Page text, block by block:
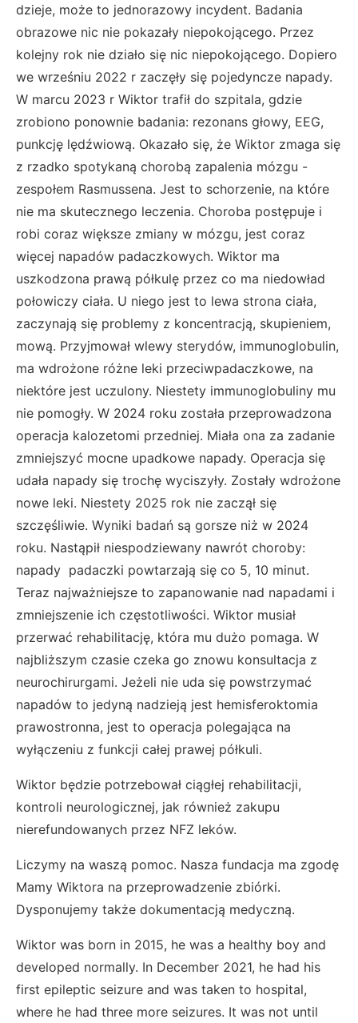
dzieje, może to jednorazowy incydent. Badania
obrazowe nic nie pokazały niepokojącego. Przez
kolejny rok nie działo się nic niepokojącego. Dopiero
we wrześniu 2022 r zaczęły się pojedyncze napady.
W marcu 2023 r Wiktor trafił do szpitala, gdzie
zrobiono ponownie badania: rezonans głowy, EEG,
punkcję lędźwiową. Okazało się, że Wiktor zmaga się
z rzadko spotykaną chorobą zapalenia mózgu -
zespołem Rasmussena. Jest to schorzenie, na które
nie ma skutecznego leczenia. Choroba postępuje i
robi coraz większe zmiany w mózgu, jest coraz
więcej napadów padaczkowych. Wiktor ma
uszkodzona prawą półkulę przez co ma niedowład
połowiczy ciała. U niego jest to lewa strona ciała,
zaczynają się problemy z koncentracją, skupieniem,
mową. Przyjmował wlewy sterydów, immunoglobulin,
ma wdrożone różne leki przeciwpadaczkowe, na
niektóre jest uczulony. Niestety immunoglobuliny mu
nie pomogły. W 2024 roku została przeprowadzona
operacja kalozetomi przedniej. Miała ona za zadanie
zmniejszyć mocne upadkowe napady. Operacja się
udała napady się trochę wyciszyły. Zostały wdrożone
nowe leki. Niestety 2025 rok nie zaczął się
szczęśliwie. Wyniki badań są gorsze niż w 2024
roku. Nastąpił niespodziewany nawrót choroby:
napady padaczki powtarzają się co 5, 10 minut.
Teraz najważniejsze to zapanowanie nad napadami i
zmniejszenie ich częstotliwości. Wiktor musiał
przerwać rehabilitację, która mu dużo pomaga. W
najbliższym czasie czeka go znowu konsultacja z
neurochirurgami. Jeżeli nie uda się powstrzymać
napadów to jedyną nadzieją jest hemisferoktomia
prawostronna, jest to operacja polegająca na
wyłączeniu z funkcji całej prawej półkuli.
Wiktor będzie potrzebował ciągłej rehabilitacji,
kontroli neurologicznej, jak również zakupu
nierefundowanych przez NFZ leków.
Liczymy na waszą pomoc. Nasza fundacja ma zgodę
Mamy Wiktora na przeprowadzenie zbiórki.
Dysponujemy także dokumentacją medyczną.
Wiktor was born in 2015, he was a healthy boy and
developed normally. In December 2021, he had his
first epileptic seizure and was taken to hospital,
where he had three more seizures. It was not until